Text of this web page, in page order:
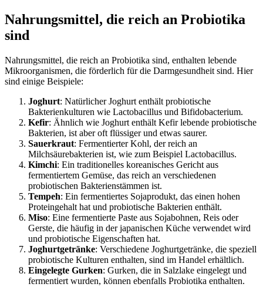
Nahrungsmittel, die reich an Probiotika
sind
Nahrungsmittel, die reich an Probiotika sind, enthalten lebende
Mikroorganismen, die förderlich für die Darmgesundheit sind. Hier
sind einige Beispiele:
Joghurt: Natürlicher Joghurt enthält probiotische
Bakterienkulturen wie Lactobacillus und Bifidobacterium.
Kefir: Ähnlich wie Joghurt enthält Kefir lebende probiotische
Bakterien, ist aber oft flüssiger und etwas saurer.
Sauerkraut: Fermentierter Kohl, der reich an
Milchsäurebakterien ist, wie zum Beispiel Lactobacillus.
Kimchi: Ein traditionelles koreanisches Gericht aus
fermentiertem Gemüse, das reich an verschiedenen
probiotischen Bakterienstämmen ist.
Tempeh: Ein fermentiertes Sojaprodukt, das einen hohen
Proteingehalt hat und probiotische Bakterien enthält.
Miso: Eine fermentierte Paste aus Sojabohnen, Reis oder
Gerste, die häufig in der japanischen Küche verwendet wird
und probiotische Eigenschaften hat.
Joghurtgetränke: Verschiedene Joghurtgetränke, die speziell
probiotische Kulturen enthalten, sind im Handel erhältlich.
Eingelegte Gurken: Gurken, die in Salzlake eingelegt und
fermentiert wurden, können ebenfalls Probiotika enthalten.